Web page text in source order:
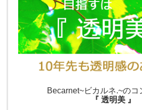
Becarnet~ビカルネ.~のコ
『 透明美 』